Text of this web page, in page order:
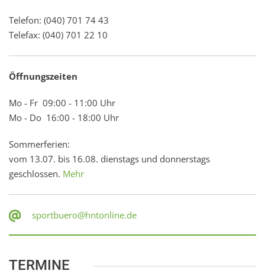
Telefon: (040) 701 74 43
Telefax: (040) 701 22 10
Öffnungszeiten
Mo - Fr 09:00 - 11:00 Uhr
Mo - Do 16:00 - 18:00 Uhr
Sommerferien:
vom 13.07. bis 16.08. dienstags und donnerstags
geschlossen. Mehr
sportbuero@hntonline.de
TERMINE